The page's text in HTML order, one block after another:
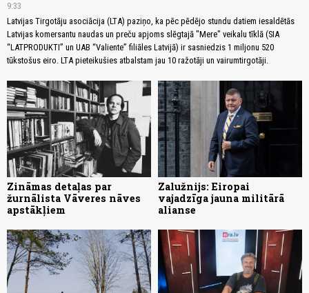
9:33
Latvijas Tirgotāju asociācija (LTA) paziņo, ka pēc pēdējo stundu datiem iesaldētās
Latvijas komersantu naudas un preču apjoms slēgtajā "Mere" veikalu tīklā (SIA
“LATPRODUKTI” un UAB “Valiente” filiāles Latvijā) ir sasniedzis 1 miljonu 520
tūkstošus eiro. LTA pieteikušies atbalstam jau 10 ražotāji un vairumtirgotāji.
Zināmas detaļas par
žurnālista Vāveres nāves
apstākļiem
Zalužnijs: Eiropai
vajadzīga jauna militārā
alianse